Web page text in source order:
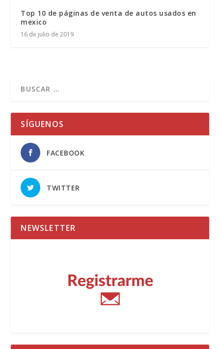
Top 10 de páginas de venta de autos usados en
mexico
16 de julio de 2019
SÍGUENOS
FACEBOOK
TWITTER
NEWSLETTER